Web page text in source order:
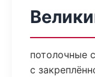
потолочные
с